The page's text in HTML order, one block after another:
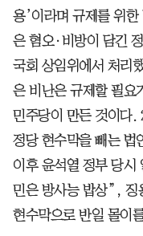
용’이라며 규제를 위
은 혐오·비방이 담긴
국회 상임위에서 처리
은 비난은 규제할 필요
민주당이 만든 것이다.
정당 현수막을 빼는 법
이후 윤석열 정부 당시
민은 방사능 밥상”, 징
현수막으로 반일 몰이